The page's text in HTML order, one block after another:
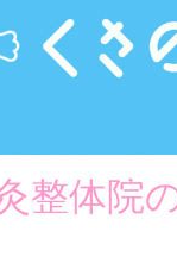
整体院